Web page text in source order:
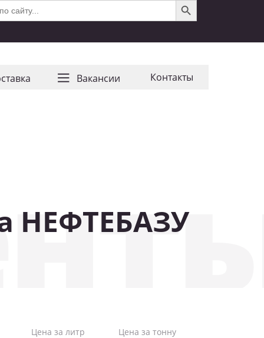
Ваканcии Контакты
НЕФТЕБАЗУ
Цена за литр Цена за тонну